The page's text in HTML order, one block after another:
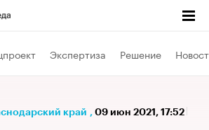
Экспертиза Решение
край , 09 июн 2021, 17:52